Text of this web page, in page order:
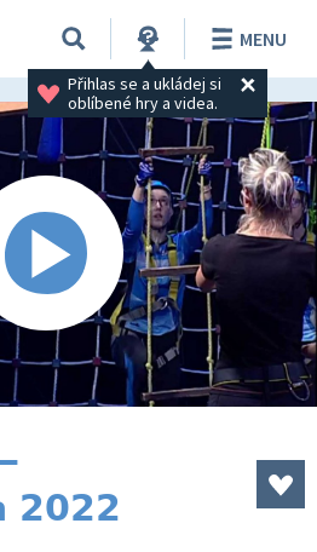
Přihlas se a ukládej si
oblíbené hry a videa.
MENU
2022